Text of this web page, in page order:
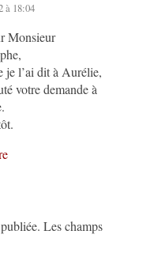
à 18:04
Monsieur
je l’ai dit à Aurélie,
votre demande à
Les champs